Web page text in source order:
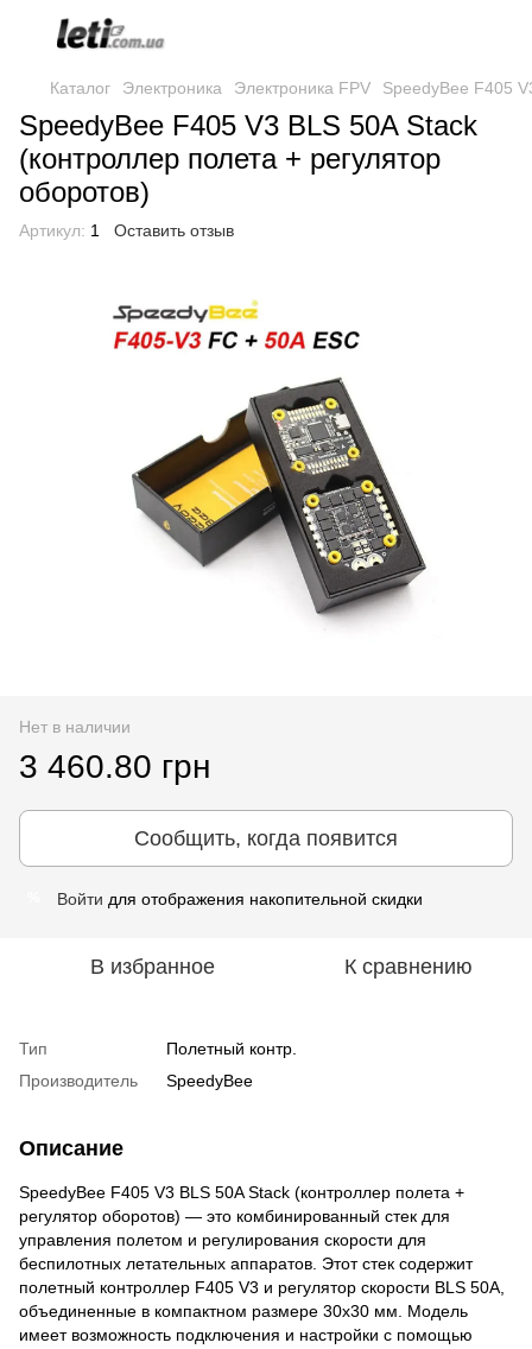
Каталог Электроника Электроника FPV SpeedyBee F405
SpeedyBee F405 V3 BLS 50A Stack
(контроллер полета + регулятор
оборотов)
Артикул: 1 Оставить отзыв
Нет в наличии
3 460.80 грн
Сообщить, когда появится
Войти для отображения накопительной скидки
В избранное К сравнению
Тип
Полетный контр.
Производитель
SpeedyBee
Описание
SpeedyBee F405 V3 BLS 50A Stack (контроллер полета +
регулятор оборотов) — это комбинированный стек для
управления полетом и регулирования скорости для
беспилотных летательных аппаратов. Этот стек содержит
полетный контроллер F405 V3 и регулятор скорости BLS 50A,
объединенные в компактном размере 30x30 мм. Модель
имеет возможность подключения и настройки с помощью